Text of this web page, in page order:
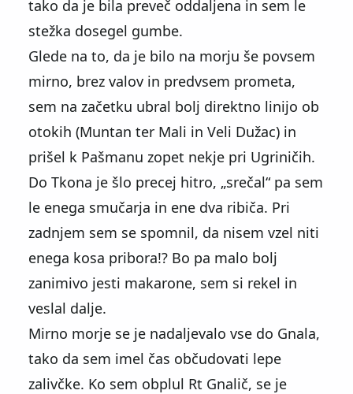
tako da je bila preveč oddaljena in sem le
stežka dosegel gumbe.
Glede na to, da je bilo na morju še povsem
mirno, brez valov in predvsem prometa,
sem na začetku ubral bolj direktno linijo ob
otokih (Muntan ter Mali in Veli Dužac) in
prišel k Pašmanu zopet nekje pri Ugriničih.
Do Tkona je šlo precej hitro, srečal pa sem
le enega smučarja in ene dva ribiča. Pri
zadnjem sem se spomnil, da nisem vzel niti
enega kosa pribora!? Bo pa malo bolj
zanimivo jesti makarone, sem si rekel in
veslal dalje.
Mirno morje se je nadaljevalo vse do Gnala,
tako da sem imel čas občudovati lepe
zalivčke. Ko sem obplul Rt Gnalič, se je